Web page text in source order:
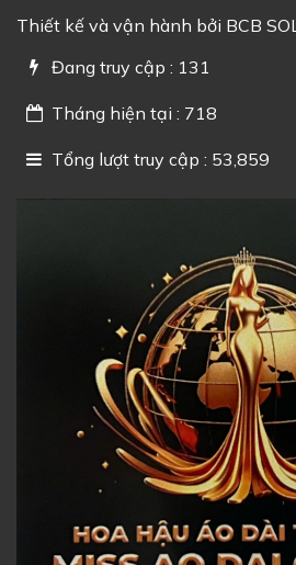
Thiết kế và vận hành bởi BCB
Đang truy cập : 131
Tháng hiện tại : 718
Tổng lượt truy cập : 53,859